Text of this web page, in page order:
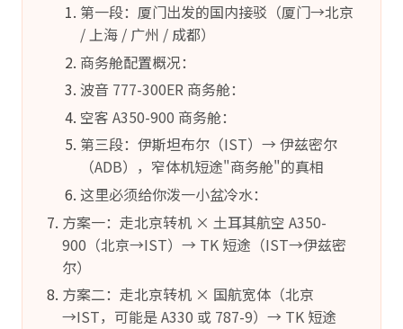
第一段：厦门出发的国内接驳（厦门→北京
/ 上海 / 广州 / 成都）
商务舱配置概况：
波音 777-300ER 商务舱：
空客 A350-900 商务舱：
第三段：伊斯坦布尔（IST）→ 伊兹密尔
（ADB），窄体机短途"商务舱"的真相
这里必须给你泼一小盆冷水：
方案一：走北京转机 × 土耳其航空 A350-
900（北京→IST）→ TK 短途（IST→伊兹密
尔）
方案二：走北京转机 × 国航宽体（北京
→IST，可能是 A330 或 787-9）→ TK 短途